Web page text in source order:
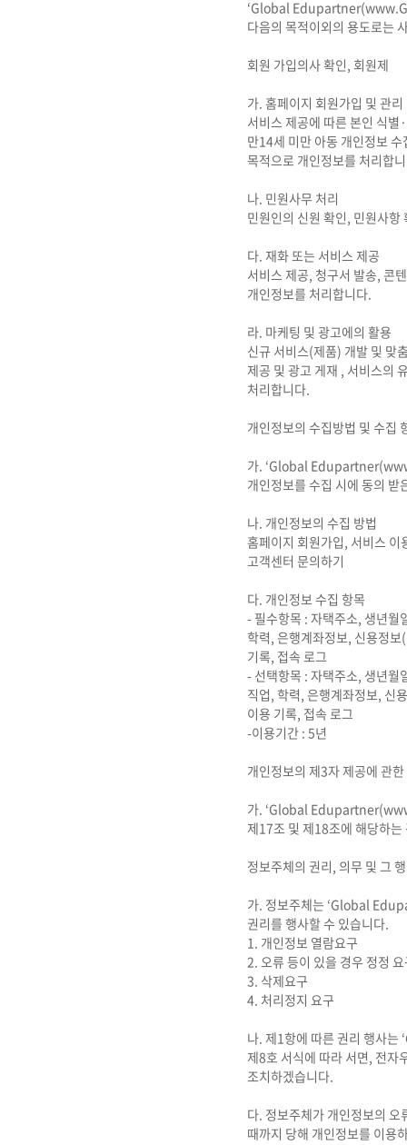
‘Global
다음의 목적이외의 용도로는
회원 가입의사 확인, 회원제
가. 홈페이지 회원가입 및 관리
서비스 제공에 따른 본인 식
만14세 미만 아동 개인정보
목적으로 개인정보를 처리합
나. 민원사무 처리
민원인의 신원 확인, 민원사
다. 재화 또는 서비스 제공
서비스 제공, 청구서 발송, 콘
개인정보를 처리합니다.
라. 마케팅 및 광고에의 활용
신규 서비스(제품) 개발 및 맞
제공 및 광고 게재 , 서비스의
처리합니다.
개인정보의 수집방법 및 수집
가. ‘Global
개인정보를 수집 시에 동의
나. 개인정보의 수집 방법
홈페이지 회원가입, 서비스
고객센터 문의하기
다. 개인정보 수집 항목
- 필수항목 : 자택주소, 생년월
학력, 은행계좌정보, 신용정
기록, 접속 로그
- 선택항목 : 자택주소, 생년월
직업, 학력, 은행계좌정보, 신
이용 기록, 접속 로그
-이용기간 : 5년
개인정보의 제3자 제공에 관
가. ‘Global
제17조 및 제18조에 해당하
정보주체의 권리, 의무 및 그
가. 정보주체는 ‘Global
권리를 행사할 수 있습니다.
1. 개인정보 열람요구
2. 오류 등이 있을 경우 정정
3. 삭제요구
4. 처리정지 요구
나. 제1항에 따른 권리 행사
제8호 서식에 따라 서면, 전
조치하겠습니다.
다. 정보주체가 개인정보의
때까지 당해 개인정보를 이용